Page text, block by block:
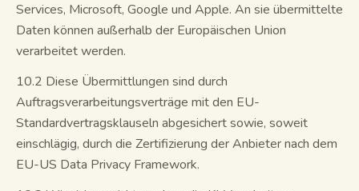
Services, Microsoft, Google und Apple. An sie übermittelte
Daten können außerhalb der Europäischen Union
verarbeitet werden.
10.2 Diese Übermittlungen sind durch
Auftragsverarbeitungsverträge mit den EU-
Standardvertragsklauseln abgesichert sowie, soweit
einschlägig, durch die Zertifizierung der Anbieter nach dem
EU-US Data Privacy Framework.